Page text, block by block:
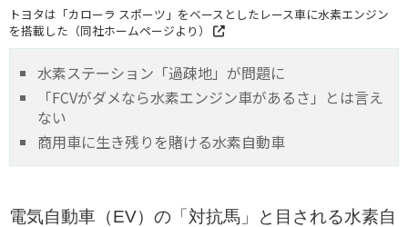
トヨタは「カローラ スポーツ」をベースとしたレース車に水素エンジン
を搭載した（同社ホームページより）
水素ステーション「過疎地」が問題に
「FCVがダメなら水素エンジン車があるさ」とは言え
ない
商用車に生き残りを賭ける水素自動車
電気自動車（EV）の「対抗馬」と目される水素自